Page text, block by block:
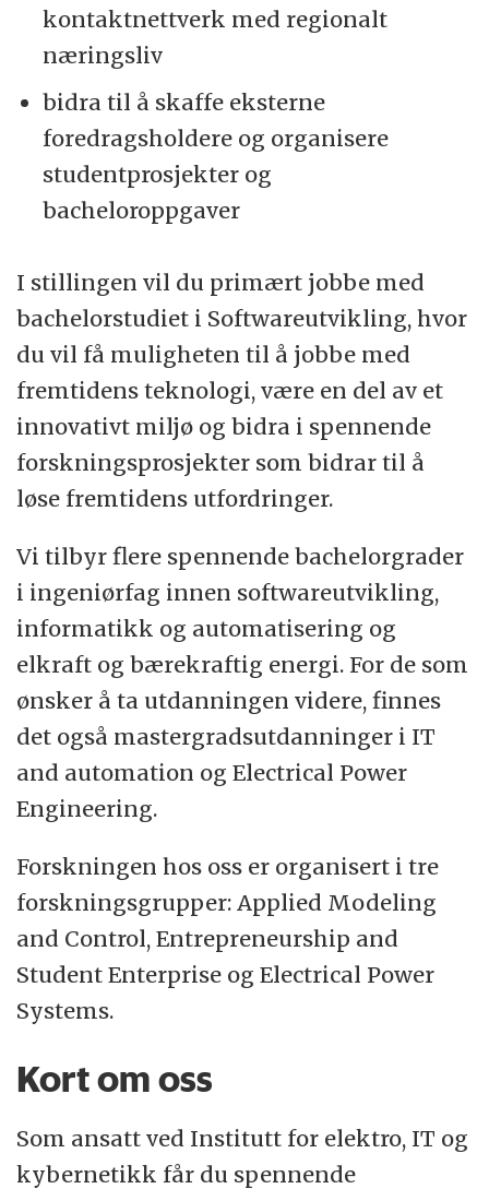
kontaktnettverk med regionalt
næringsliv
bidra til å skaffe eksterne
foredragsholdere og organisere
studentprosjekter og
bacheloroppgaver
I stillingen vil du primært jobbe med
bachelorstudiet i Softwareutvikling, hvor
du vil få muligheten til å jobbe med
fremtidens teknologi, være en del av et
innovativt miljø og bidra i spennende
forskningsprosjekter som bidrar til å
løse fremtidens utfordringer.
Vi tilbyr flere spennende bachelorgrader
i ingeniørfag innen softwareutvikling,
informatikk og automatisering og
elkraft og bærekraftig energi. For de som
ønsker å ta utdanningen videre, finnes
det også mastergradsutdanninger i IT
and automation og Electrical Power
Engineering.
Forskningen hos oss er organisert i tre
forskningsgrupper: Applied Modeling
and Control, Entrepreneurship and
Student Enterprise og Electrical Power
Systems.
Kort om oss
Som ansatt ved Institutt for elektro, IT og
kybernetikk får du spennende